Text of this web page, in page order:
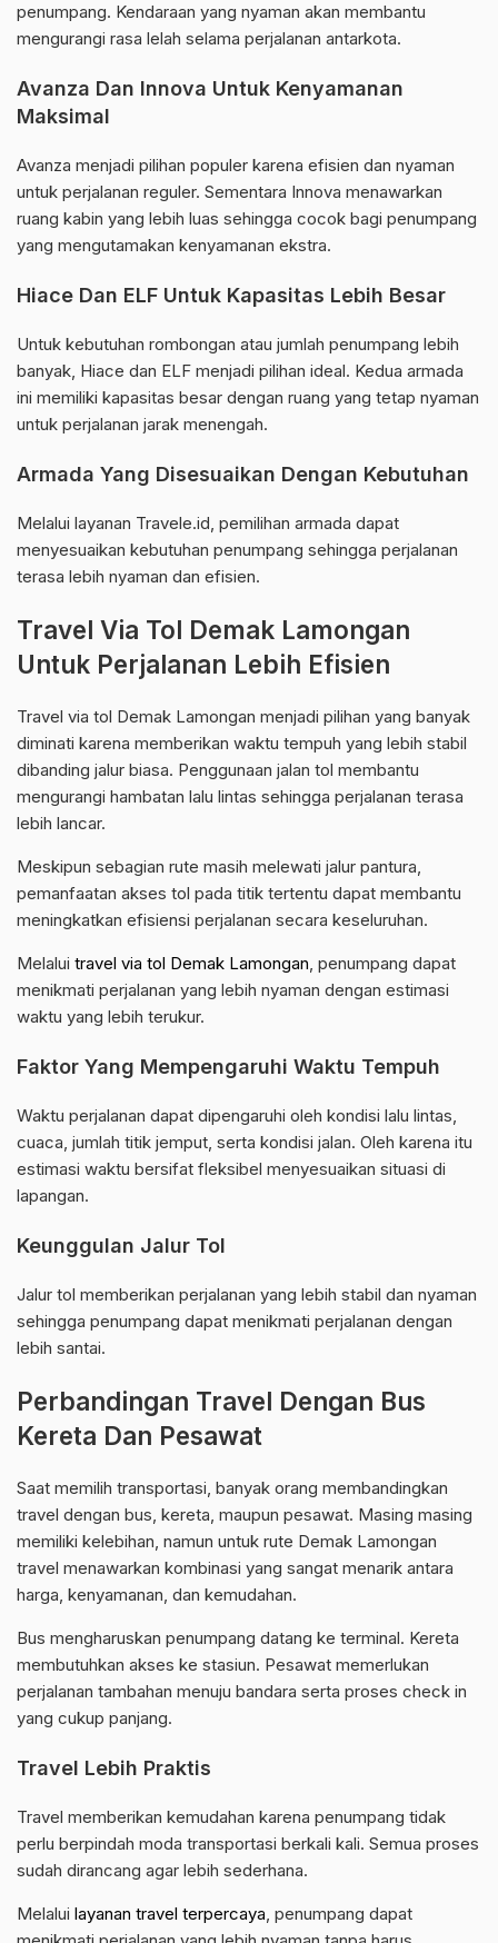
penumpang. Kendaraan yang nyaman akan membantu
mengurangi rasa lelah selama perjalanan antarkota.
Avanza Dan Innova Untuk Kenyamanan
Maksimal
Avanza menjadi pilihan populer karena efisien dan nyaman
untuk perjalanan reguler. Sementara Innova menawarkan
ruang kabin yang lebih luas sehingga cocok bagi penumpang
yang mengutamakan kenyamanan ekstra.
Hiace Dan ELF Untuk Kapasitas Lebih Besar
Untuk kebutuhan rombongan atau jumlah penumpang lebih
banyak, Hiace dan ELF menjadi pilihan ideal. Kedua armada
ini memiliki kapasitas besar dengan ruang yang tetap nyaman
untuk perjalanan jarak menengah.
Armada Yang Disesuaikan Dengan Kebutuhan
Melalui layanan Travele.id, pemilihan armada dapat
menyesuaikan kebutuhan penumpang sehingga perjalanan
terasa lebih nyaman dan efisien.
Travel Via Tol Demak Lamongan
Untuk Perjalanan Lebih Efisien
Travel via tol Demak Lamongan menjadi pilihan yang banyak
diminati karena memberikan waktu tempuh yang lebih stabil
dibanding jalur biasa. Penggunaan jalan tol membantu
mengurangi hambatan lalu lintas sehingga perjalanan terasa
lebih lancar.
Meskipun sebagian rute masih melewati jalur pantura,
pemanfaatan akses tol pada titik tertentu dapat membantu
meningkatkan efisiensi perjalanan secara keseluruhan.
Melalui travel via tol Demak Lamongan, penumpang dapat
menikmati perjalanan yang lebih nyaman dengan estimasi
waktu yang lebih terukur.
Faktor Yang Mempengaruhi Waktu Tempuh
Waktu perjalanan dapat dipengaruhi oleh kondisi lalu lintas,
cuaca, jumlah titik jemput, serta kondisi jalan. Oleh karena itu
estimasi waktu bersifat fleksibel menyesuaikan situasi di
lapangan.
Keunggulan Jalur Tol
Jalur tol memberikan perjalanan yang lebih stabil dan nyaman
sehingga penumpang dapat menikmati perjalanan dengan
lebih santai.
Perbandingan Travel Dengan Bus
Kereta Dan Pesawat
Saat memilih transportasi, banyak orang membandingkan
travel dengan bus, kereta, maupun pesawat. Masing masing
memiliki kelebihan, namun untuk rute Demak Lamongan
travel menawarkan kombinasi yang sangat menarik antara
harga, kenyamanan, dan kemudahan.
Bus mengharuskan penumpang datang ke terminal. Kereta
membutuhkan akses ke stasiun. Pesawat memerlukan
perjalanan tambahan menuju bandara serta proses check in
yang cukup panjang.
Travel Lebih Praktis
Travel memberikan kemudahan karena penumpang tidak
perlu berpindah moda transportasi berkali kali. Semua proses
sudah dirancang agar lebih sederhana.
Melalui layanan travel terpercaya, penumpang dapat